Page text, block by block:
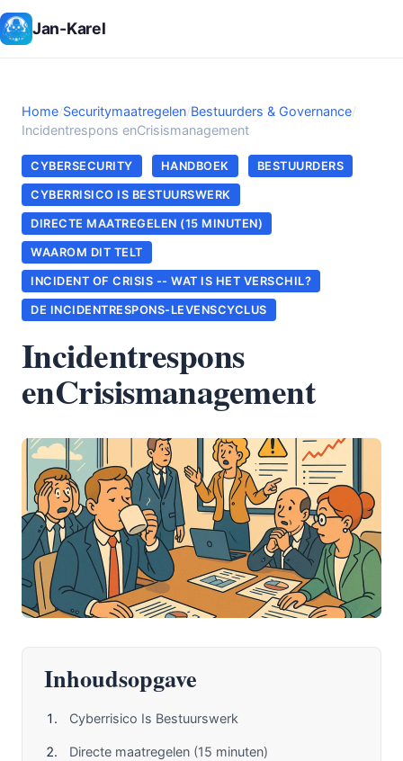
Jan-Karel
Home/Securitymaatregelen/Bestuurders & Governance/
Incidentrespons enCrisismanagement
CYBERSECURITY HANDBOEK BESTUURDERS
CYBERRISICO IS BESTUURSWERK
DIRECTE MAATREGELEN (15 MINUTEN)
WAAROM DIT TELT
INCIDENT OF CRISIS -- WAT IS HET VERSCHIL?
DE INCIDENTRESPONS-LEVENSCYCLUS
Incidentrespons
enCrisismanagement
Inhoudsopgave
Cyberrisico Is Bestuurswerk
Directe maatregelen (15 minuten)